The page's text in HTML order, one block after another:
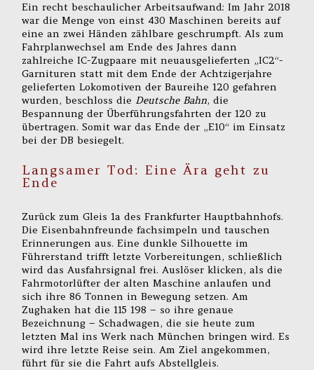
Ein recht beschaulicher Arbeitsaufwand: Im Jahr 2018
war die Menge von einst 430 Maschinen bereits auf
eine an zwei Händen zählbare geschrumpft. Als zum
Fahrplanwechsel am Ende des Jahres dann
zahlreiche IC-Zugpaare mit neuausgelieferten „IC2“-
Garnituren statt mit dem Ende der Achtzigerjahre
gelieferten Lokomotiven der Baureihe 120 gefahren
wurden, beschloss die Deutsche Bahn, die
Bespannung der Überführungsfahrten der 120 zu
übertragen. Somit war das Ende der „E10“ im Einsatz
bei der DB besiegelt.
Langsamer Tod: Eine Ära geht zu
Ende
Zurück zum Gleis 1a des Frankfurter Hauptbahnhofs.
Die Eisenbahnfreunde fachsimpeln und tauschen
Erinnerungen aus. Eine dunkle Silhouette im
Führerstand trifft letzte Vorbereitungen, schließlich
wird das Ausfahrsignal frei. Auslöser klicken, als die
Fahrmotorlüfter der alten Maschine anlaufen und
sich ihre 86 Tonnen in Bewegung setzen. Am
Zughaken hat die 115 198 – so ihre genaue
Bezeichnung – Schadwagen, die sie heute zum
letzten Mal ins Werk nach München bringen wird. Es
wird ihre letzte Reise sein. Am Ziel angekommen,
führt für sie die Fahrt aufs Abstellgleis.